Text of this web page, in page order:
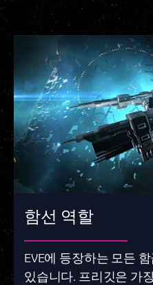
함선 역할
EVE에 등장하는 모든
있습니다. 프리깃은 가